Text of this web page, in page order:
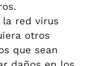
red virus
otros
que sean